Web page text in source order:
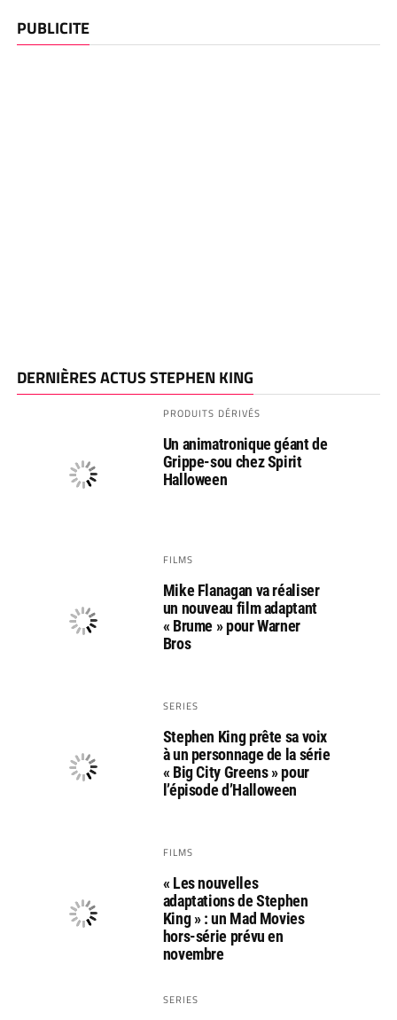
PUBLICITE
DERNIÈRES ACTUS STEPHEN KING
PRODUITS DÉRIVÉS
Un animatronique géant de
Grippe-sou chez Spirit
Halloween
FILMS
Mike Flanagan va réaliser
un nouveau film adaptant
« Brume » pour Warner
Bros
SERIES
Stephen King prête sa voix
à un personnage de la série
« Big City Greens » pour
l’épisode d’Halloween
FILMS
« Les nouvelles
adaptations de Stephen
King » : un Mad Movies
hors-série prévu en
novembre
SERIES